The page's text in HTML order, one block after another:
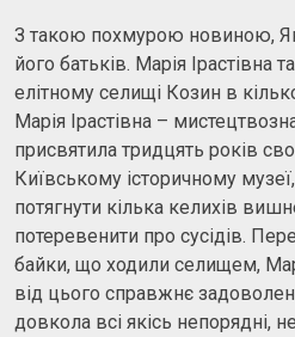
З такою похмурою новиною,
його батьків. Марія Ірастівна
елітному селищі Козин в
Марія Ірастівна –
присвятила тридцять років
Київському історичному
потягнути кілька келихів
потеревенити про сусідів.
байки, що ходили селищем,
від цього справжнє
довкола всі якісь непорядні,